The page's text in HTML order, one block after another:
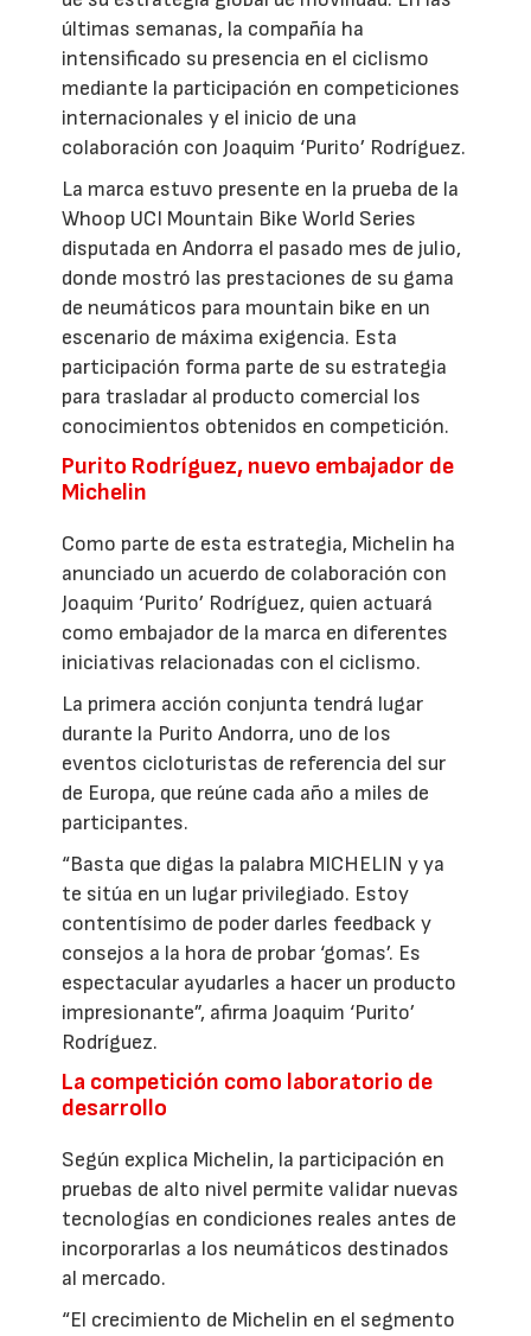
últimas semanas, la compañía ha
intensificado su presencia en el ciclismo
mediante la participación en competiciones
internacionales y el inicio de una
colaboración con Joaquim ‘Purito’ Rodríguez.
La marca estuvo presente en la prueba de la
Whoop UCI Mountain Bike World Series
disputada en Andorra el pasado mes de julio,
donde mostró las prestaciones de su gama
de neumáticos para mountain bike en un
escenario de máxima exigencia. Esta
participación forma parte de su estrategia
para trasladar al producto comercial los
conocimientos obtenidos en competición.
Purito Rodríguez, nuevo embajador de
Michelin
Como parte de esta estrategia, Michelin ha
anunciado un acuerdo de colaboración con
Joaquim ‘Purito’ Rodríguez, quien actuará
como embajador de la marca en diferentes
iniciativas relacionadas con el ciclismo.
La primera acción conjunta tendrá lugar
durante la Purito Andorra, uno de los
eventos cicloturistas de referencia del sur
de Europa, que reúne cada año a miles de
participantes.
“Basta que digas la palabra MICHELIN y ya
te sitúa en un lugar privilegiado. Estoy
contentísimo de poder darles feedback y
consejos a la hora de probar ‘gomas’. Es
espectacular ayudarles a hacer un producto
impresionante”, afirma Joaquim ‘Purito’
Rodríguez.
La competición como laboratorio de
desarrollo
Según explica Michelin, la participación en
pruebas de alto nivel permite validar nuevas
tecnologías en condiciones reales antes de
incorporarlas a los neumáticos destinados
al mercado.
“El crecimiento de Michelin en el segmento